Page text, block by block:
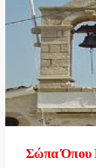
Σώπα Όπου